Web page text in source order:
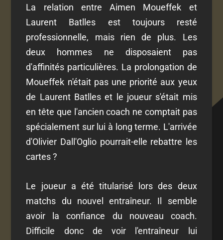
La relation entre Aimen Moueffek et
Laurent Batlles est toujours resté
professionnelle, mais rien de plus. Les
deux hommes ne disposaient pas
d'affinités particulières. La prolongation de
Moueffek n'était pas une priorité aux yeux
de Laurent Batlles et le joueur s'était mis
en tête que l'ancien coach ne comptait pas
spécialement sur lui à long terme. L'arrivée
d'Olivier Dall'Oglio pourrait-elle rebattre les
cartes ?
Le joueur a été titularisé lors des deux
matchs du nouvel entraîneur. Il semble
avoir la confiance du nouveau coach.
Difficile donc de voir l'entraîneur lui